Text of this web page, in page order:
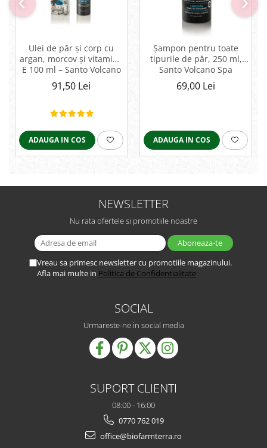
Ulei de păr și corp cu
argan, morcov și vitamina
E 100 ml – Santo Volcano
Spa
91,50 Lei
ADAUGA IN COS
Șampon pentru toate
tipurile de păr, 250 ml,
Santo Volcano Spa
69,00 Lei
ADAUGA IN COS
NEWSLETTER
Nu rata ofertele si promotiile noastre
Vreau sa primesc newsletter cu promotiile magazinului.
Afla mai multe in Politica de Confidentialitate
SOCIAL
Urmareste-ne in social media
SUPORT CLIENTI
08:00 - 16:00
0770 762 019
office@biofarmterra.ro